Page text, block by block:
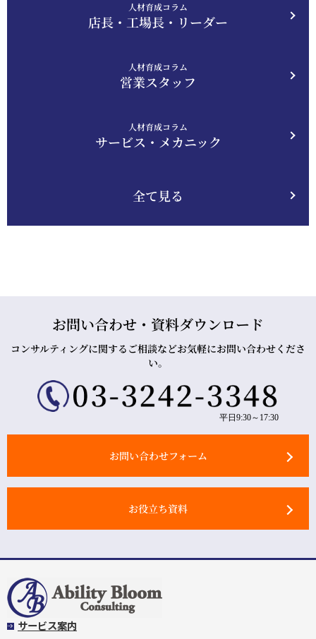
人材育成コラム
店長・工場長・リーダー
人材育成コラム
営業スタッフ
人材育成コラム
サービス・メカニック
全て見る
お問い合わせ・資料ダウンロード
コンサルティングに関するご相談などお気軽にお問い合わせくださ
い。
平日9:30～17:30
お問い合わせフォーム
お役立ち資料
サービス案内